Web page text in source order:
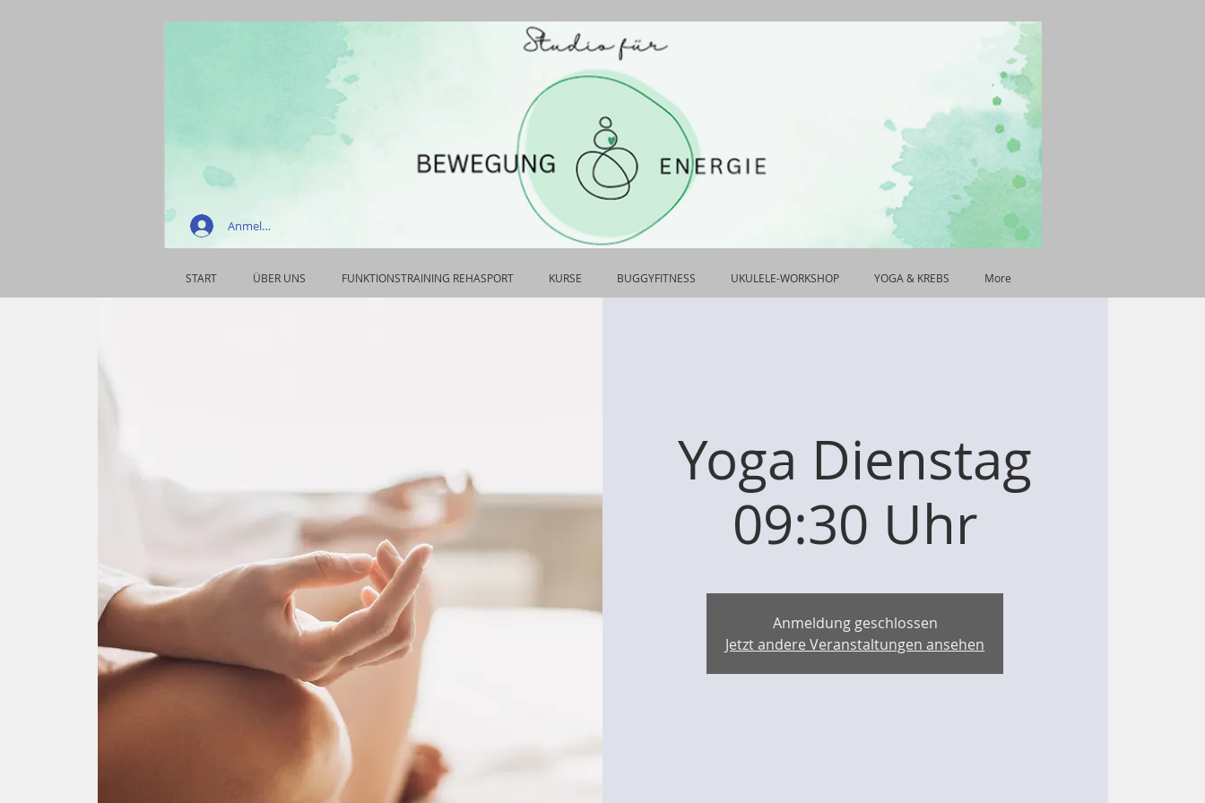
Anmelden
START ÜBER UNS FUNKTIONSTRAINING REHASPORT KURSE BUGGYFITNESS UKULELE-WORKSHOP YOGA & KREBS More
Yoga Dienstag
09:30 Uhr
Anmeldung geschlossen
Jetzt andere Veranstaltungen ansehen